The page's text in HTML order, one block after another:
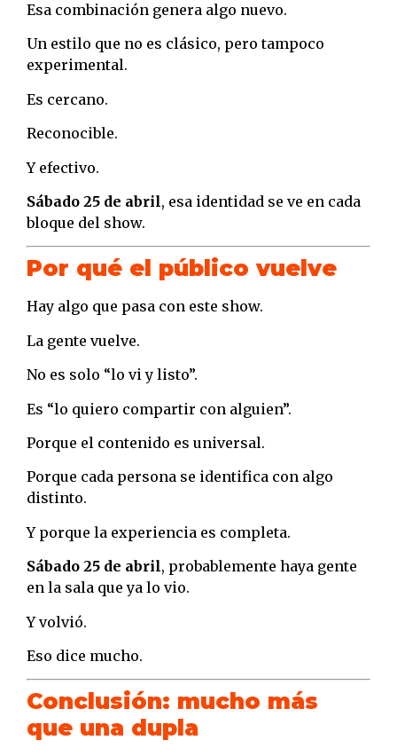
Esa combinación genera algo nuevo.
Un estilo que no es clásico, pero tampoco
experimental.
Es cercano.
Reconocible.
Y efectivo.
Sábado 25 de abril, esa identidad se ve en cada
bloque del show.
Por qué el público vuelve
Hay algo que pasa con este show.
La gente vuelve.
No es solo “lo vi y listo”.
Es “lo quiero compartir con alguien”.
Porque el contenido es universal.
Porque cada persona se identifica con algo
distinto.
Y porque la experiencia es completa.
Sábado 25 de abril, probablemente haya gente
en la sala que ya lo vio.
Y volvió.
Eso dice mucho.
Conclusión: mucho más
que una dupla